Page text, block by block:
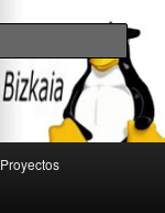
Proyectos